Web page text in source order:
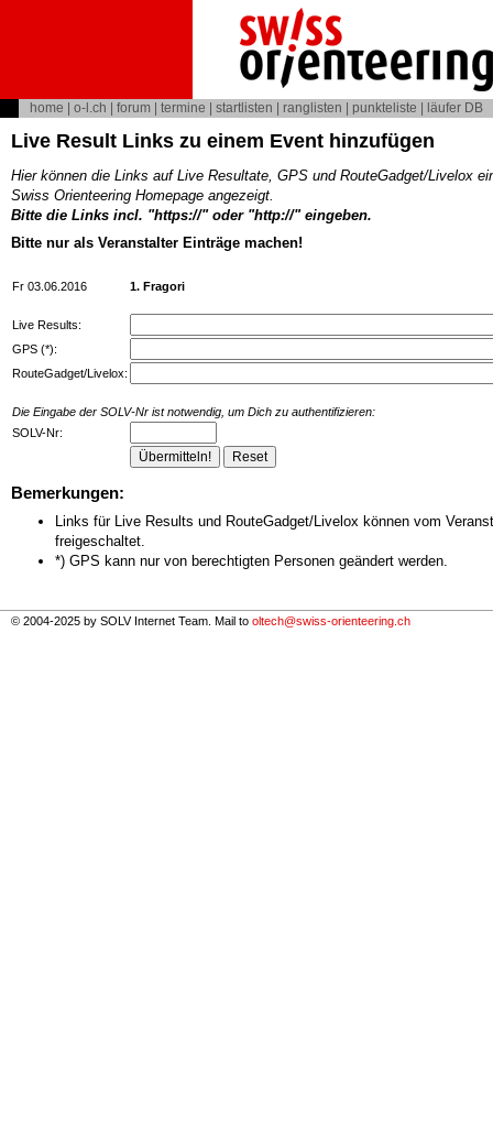
home o-l.ch forum termine startlisten ranglisten punkteliste läufer DB
Live Result Links zu einem Event hinzufügen
Hier können die Links auf Live Resultate, GPS und RouteGadget/Livelox
Swiss Orienteering Homepage angezeigt.
Bitte die Links incl. "https://" oder "http://" eingeben.
Bitte nur als Veranstalter Einträge machen!
Fr 03.06.2016 1. Fragori
Live Results:
GPS (*):
RouteGadget/Livelox:
Die Eingabe der SOLV-Nr ist notwendig, um Dich zu authentifizieren:
SOLV-Nr:
Bemerkungen:
Links für Live Results und RouteGadget/Livelox können vom
freigeschaltet.
*) GPS kann nur von berechtigten Personen geändert werden.
© 2004-2025 by SOLV Internet Team. Mail to oltech@swiss-orienteering.ch